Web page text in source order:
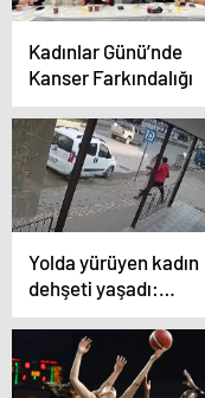
Kadınlar Günü’nde
Kanser Farkındalığı
Yolda yürüyen kadın
dehşeti yaşadı:
Vücudunda çok
kırık oluştu!